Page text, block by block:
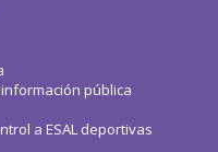
pública
a ESAL deportivas